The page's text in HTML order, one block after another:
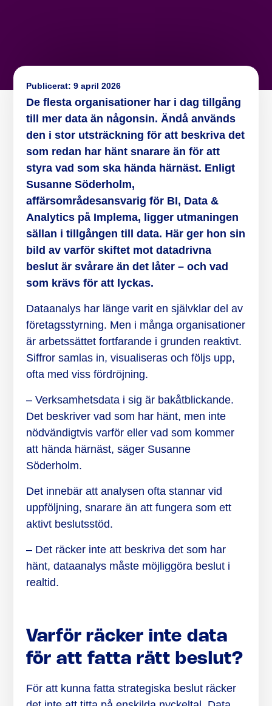
Publicerat: 9 april 2026
De flesta organisationer har i dag tillgång
till mer data än någonsin. Ändå används
den i stor utsträckning för att beskriva det
som redan har hänt snarare än för att
styra vad som ska hända härnäst. Enligt
Susanne Söderholm,
affärsområdesansvarig för BI, Data &
Analytics på Implema, ligger utmaningen
sällan i tillgången till data. Här ger hon sin
bild av varför skiftet mot datadrivna
beslut är svårare än det låter – och vad
som krävs för att lyckas.
Dataanalys har länge varit en självklar del av
företagsstyrning. Men i många organisationer
är arbetssättet fortfarande i grunden reaktivt.
Siffror samlas in, visualiseras och följs upp,
ofta med viss fördröjning.
– Verksamhetsdata i sig är bakåtblickande.
Det beskriver vad som har hänt, men inte
nödvändigtvis varför eller vad som kommer
att hända härnäst, säger Susanne
Söderholm.
Det innebär att analysen ofta stannar vid
uppföljning, snarare än att fungera som ett
aktivt beslutsstöd.
– Det räcker inte att beskriva det som har
hänt, dataanalys måste möjliggöra beslut i
realtid.
Varför räcker inte data
för att fatta rätt beslut?
För att kunna fatta strategiska beslut räcker